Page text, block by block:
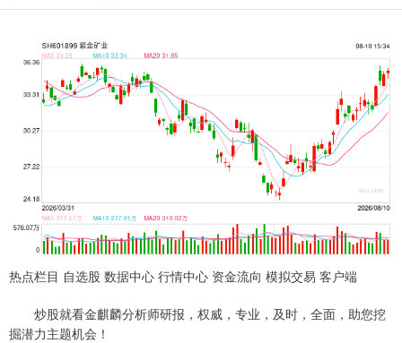
热点栏目 自选股 数据中心 行情中心 资金流向 模拟交易 客户端
炒股就看金麒麟分析师研报，权威，专业，及时，全面，助您挖
掘潜力主题机会！